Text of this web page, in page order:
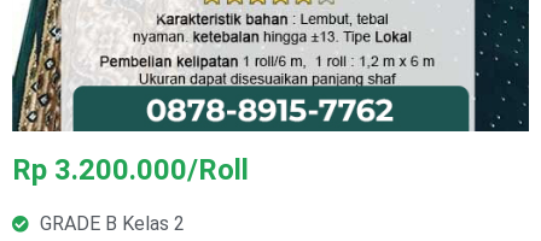
Rp 3.200.000/Roll
GRADE B Kelas 2